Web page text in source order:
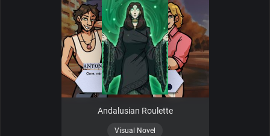
Andalusian Roulette
Visual Novel